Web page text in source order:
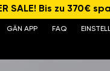
SALE! Bis zu 370€
GÄN APP FAQ